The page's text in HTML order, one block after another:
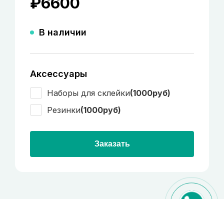
В наличии
Аксессуары
Наборы для склейки(1000руб)
Резинки(1000руб)
Заказать